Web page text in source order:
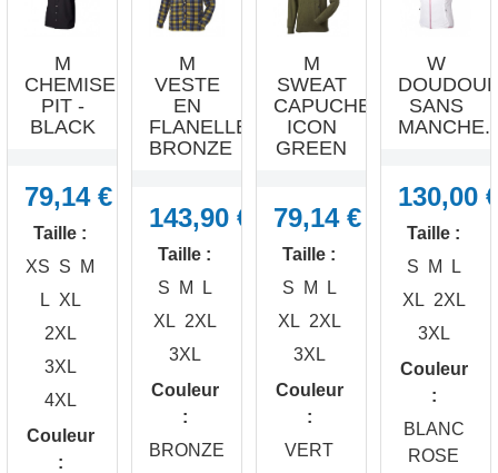
M
CHEMISE
PIT -
BLACK
79,14 €
Taille :
XS S
M
L XL
2XL
3XL
4XL
Couleur
:
M
VESTE
EN
FLANELLE
BRONZE
143,90 €
Taille :
S
M
L
XL 2XL
3XL
Couleur
:
BRONZE
M
SWEAT
CAPUCHE
ICON
GREEN
79,14 €
Taille :
S
M
L
XL 2XL
3XL
Couleur
:
VERT
W
SANS
130,00
Taille :
S
M
L
XL 2XL
3XL
Couleur
:
BLANC
ROSE